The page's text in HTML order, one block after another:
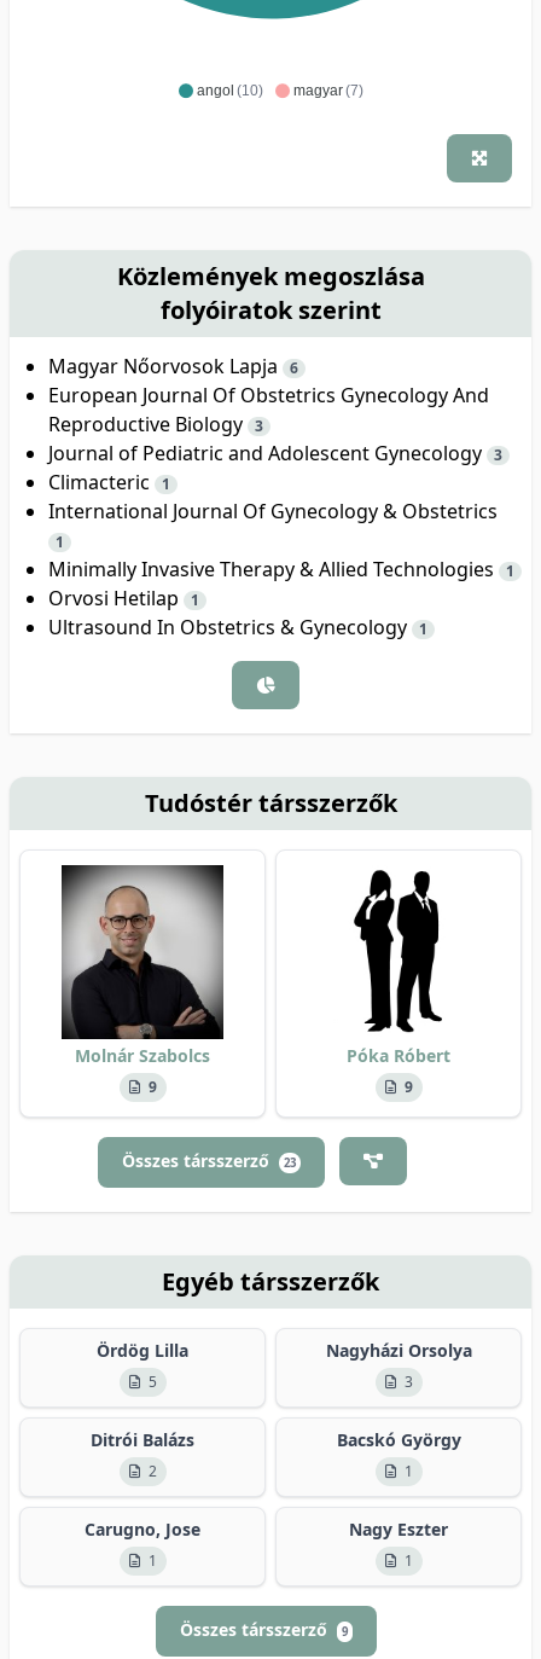
angol (10) magyar(7)
Közlemények megoszlása
folyóiratok szerint
Magyar Nőorvosok Lapja 6
European Journal Of Obstetrics Gynecology And
Reproductive Biology 3
Journal of Pediatric and Adolescent Gynecology 3
Climacteric 1
International Journal Of Gynecology & Obstetrics
1
Minimally Invasive Therapy & Allied Technologies 1
Orvosi Hetilap 1
Ultrasound In Obstetrics & Gynecology 1
Tudóstér társszerzők
Molnár Szabolcs
9
Póka Róbert
9
Összes társszerző 23
Egyéb társszerzők
Ördög Lilla
5
Nagyházi Orsolya
3
Ditrói Balázs
2
Bacskó György
1
Carugno, Jose
1
Nagy Eszter
1
Összes társszerző 9